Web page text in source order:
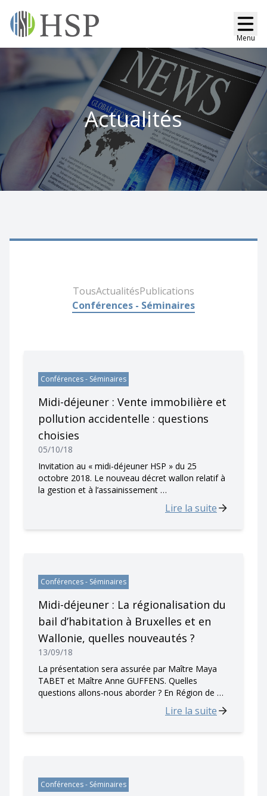
Menu
Actualités
TousActualitésPublications
Conférences - Séminaires
Conférences - Séminaires
Midi-déjeuner : Vente immobilière et
pollution accidentelle : questions
choisies
05/10/18
Invitation au « midi-déjeuner HSP » du 25
octobre 2018. Le nouveau décret wallon relatif à
la gestion et à l’assainissement …
Lire la suite
Conférences - Séminaires
Midi-déjeuner : La régionalisation du
bail d’habitation à Bruxelles et en
Wallonie, quelles nouveautés ?
13/09/18
La présentation sera assurée par Maître Maya
TABET et Maître Anne GUFFENS. Quelles
questions allons-nous aborder ? En Région de …
Lire la suite
Conférences - Séminaires